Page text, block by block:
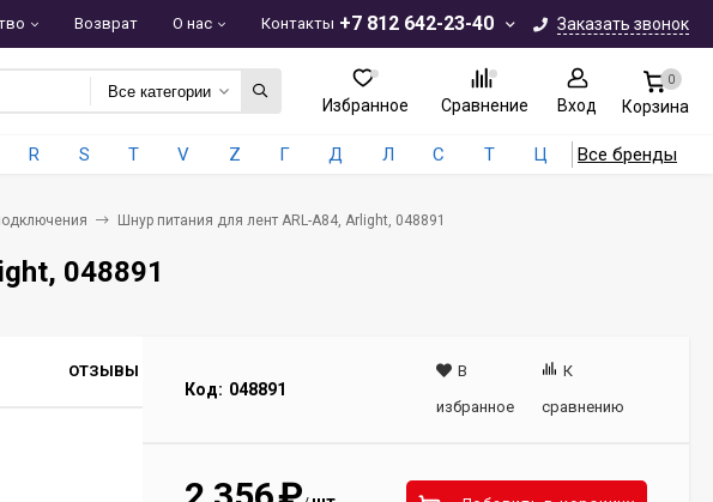
+7 812 642-23-40 Заказать звонок
Возврат О нас Контакты
Все категории
Избранное Сравнение Вход
0
Корзина
R S T V Z Г Д Л С Т Ц Все бренды
Шнур питания для лент ARL-A84, Arlight, 048891
048891
ОТЗЫВЫ
Код: 048891
В
избранное
К
сравнению